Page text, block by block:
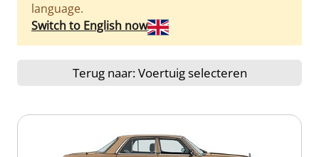
language.
Switch to English now
Terug naar: Voertuig selecteren